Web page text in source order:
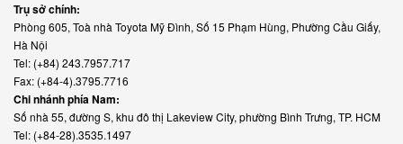
Trụ sở chính:
Phòng 605, Toà nhà Toyota Mỹ Đình, Số 15 Phạm Hùng, Phường Cầu Giấy,
Hà Nội
Tel: (+84) 243.7957.717
Fax: (+84-4).3795.7716
Chi nhánh phía Nam:
Số nhà 55, đường S, khu đô thị Lakeview City, phường Bình Trưng, TP. HCM
Tel: (+84-28).3535.1497